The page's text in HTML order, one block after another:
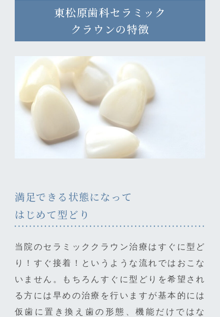
東松原歯科セラミック
クラウンの特徴
満足できる状態になって
はじめて型どり
当院のセラミッククラウン治療はすぐに型ど
り！すぐ接着！というような流れではおこな
いません。もちろんすぐに型どりを希望され
る方には早めの治療を行いますが基本的には
仮歯に置き換え歯の形態、機能だけではな